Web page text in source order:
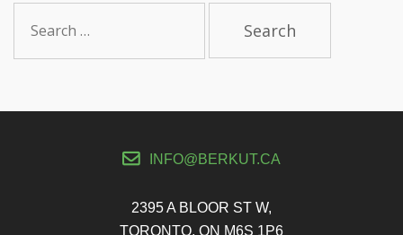
a
INFO@BERKUT.CA
2395 A BLOOR ST W,
TORONTO, ON M6S 1P6